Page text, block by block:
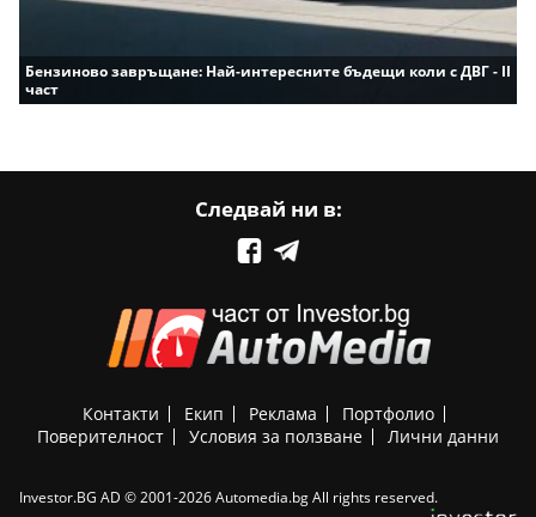
Бензиново завръщане: Най-интересните бъдещи коли с ДВГ - II
част
Следвай ни в:
Контакти Екип Реклама
Портфолио
Поверителност
Условия за ползване Лични данни
Investor.BG AD © 2001-2026 Automedia.bg All rights reserved.